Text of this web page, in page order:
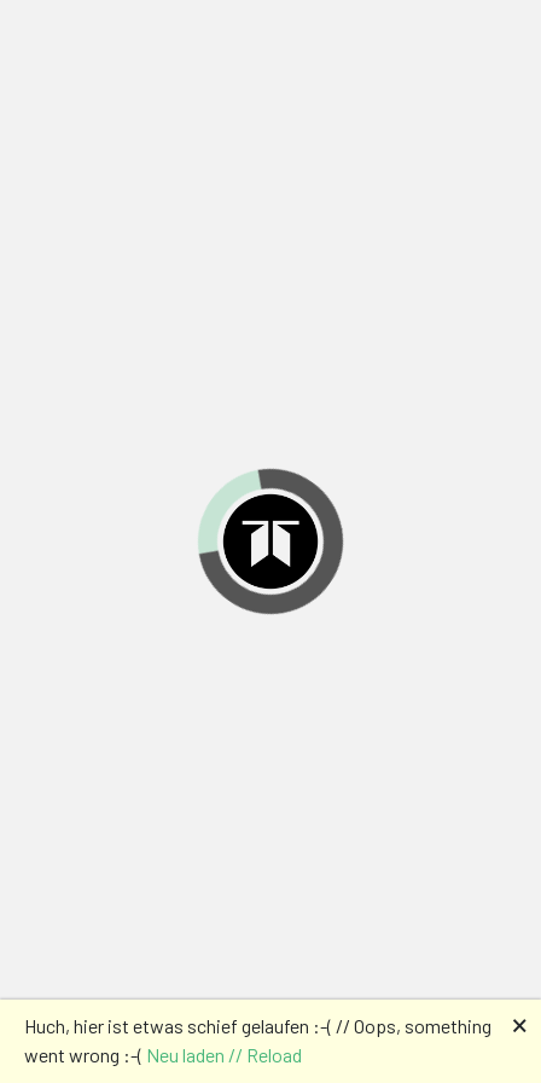
Huch, hier ist etwas schief gelaufen :-( // Oops, something
went wrong :-( Neu laden // Reload
🗙